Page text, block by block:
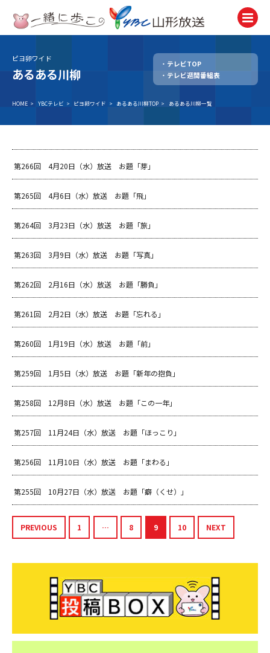
テレビ
TV
ラジオ
News
アナウンサー
Event
試写会・プレゼント
ピヨ卵ワイド
あるある川柳
テレビTOP
テレビ週間番組表
HOME > YBCテレビ > ピヨ卵ワイド > あるある川柳TOP > あるある川柳一覧
第266回 4月20日（水）放送 お題「芽」
第265回 4月6日（水）放送 お題「飛」
第264回 3月23日（水）放送 お題「旅」
第263回 3月9日（水）放送 お題「写真」
第262回 2月16日（水）放送 お題「勝負」
第261回 2月2日（水）放送 お題「忘れる」
第260回 1月19日（水）放送 お題「前」
第259回 1月5日（水）放送 お題「新年の抱負」
第258回 12月8日（水）放送 お題「この一年」
第257回 11月24日（水）放送 お題「ほっこり」
第256回 11月10日（水）放送 お題「まわる」
第255回 10月27日（水）放送 お題「癖（くせ）」
PREVIOUS 1 … 8 9 10 NEXT